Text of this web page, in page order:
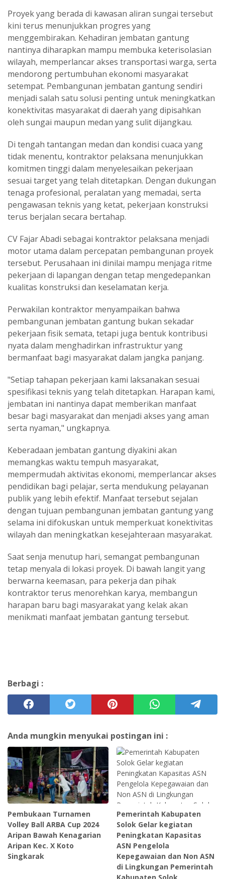
Proyek yang berada di kawasan aliran sungai tersebut
kini terus menunjukkan progres yang
menggembirakan. Kehadiran jembatan gantung
nantinya diharapkan mampu membuka keterisolasian
wilayah, memperlancar akses transportasi warga, serta
mendorong pertumbuhan ekonomi masyarakat
setempat. Pembangunan jembatan gantung sendiri
menjadi salah satu solusi penting untuk meningkatkan
konektivitas masyarakat di daerah yang dipisahkan
oleh sungai maupun medan yang sulit dijangkau.
Di tengah tantangan medan dan kondisi cuaca yang
tidak menentu, kontraktor pelaksana menunjukkan
komitmen tinggi dalam menyelesaikan pekerjaan
sesuai target yang telah ditetapkan. Dengan dukungan
tenaga profesional, peralatan yang memadai, serta
pengawasan teknis yang ketat, pekerjaan konstruksi
terus berjalan secara bertahap.
CV Fajar Abadi sebagai kontraktor pelaksana menjadi
motor utama dalam percepatan pembangunan proyek
tersebut. Perusahaan ini dinilai mampu menjaga ritme
pekerjaan di lapangan dengan tetap mengedepankan
kualitas konstruksi dan keselamatan kerja.
Perwakilan kontraktor menyampaikan bahwa
pembangunan jembatan gantung bukan sekadar
pekerjaan fisik semata, tetapi juga bentuk kontribusi
nyata dalam menghadirkan infrastruktur yang
bermanfaat bagi masyarakat dalam jangka panjang.
"Setiap tahapan pekerjaan kami laksanakan sesuai
spesifikasi teknis yang telah ditetapkan. Harapan kami,
jembatan ini nantinya dapat memberikan manfaat
besar bagi masyarakat dan menjadi akses yang aman
serta nyaman," ungkapnya.
Keberadaan jembatan gantung diyakini akan
memangkas waktu tempuh masyarakat,
mempermudah aktivitas ekonomi, memperlancar akses
pendidikan bagi pelajar, serta mendukung pelayanan
publik yang lebih efektif. Manfaat tersebut sejalan
dengan tujuan pembangunan jembatan gantung yang
selama ini difokuskan untuk memperkuat konektivitas
wilayah dan meningkatkan kesejahteraan masyarakat.
Saat senja menutup hari, semangat pembangunan
tetap menyala di lokasi proyek. Di bawah langit yang
berwarna keemasan, para pekerja dan pihak
kontraktor terus menorehkan karya, membangun
harapan baru bagi masyarakat yang kelak akan
menikmati manfaat jembatan gantung tersebut.
Berbagi :
Anda mungkin menyukai postingan ini :
Pembukaan Turnamen
Volley Ball ARBA Cup 2024
Aripan Bawah Kenagarian
Aripan Kec. X Koto
Singkarak
Pemerintah Kabupaten
Solok Gelar kegiatan
Peningkatan Kapasitas
ASN Pengelola
Kepegawaian dan Non ASN
di Lingkungan Pemerintah